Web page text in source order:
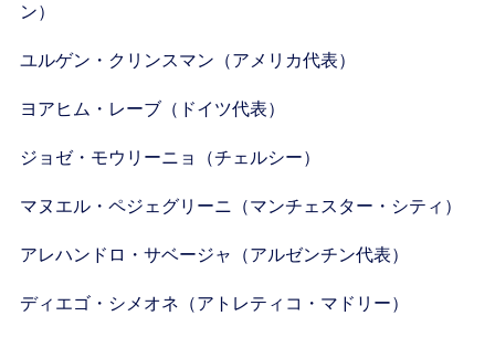
ン）
ユルゲン・クリンスマン（アメリカ代表）
ヨアヒム・レーブ（ドイツ代表）
ジョゼ・モウリーニョ（チェルシー）
マヌエル・ペジェグリーニ（マンチェスター・シティ）
アレハンドロ・サベージャ（アルゼンチン代表）
ディエゴ・シメオネ（アトレティコ・マドリー）